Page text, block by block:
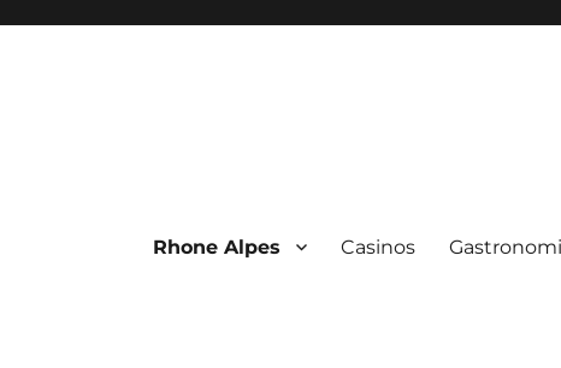
Rhone Alpes Casinos